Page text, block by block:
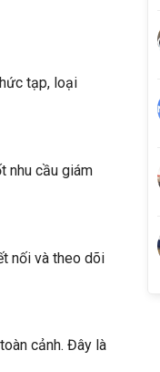
tạp, loại
nhu cầu giám
nối và theo dõi
cảnh. Đây là